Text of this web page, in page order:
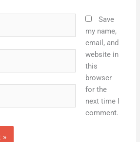
Save
my name,
email, and
website in
this
browser
for the
next time I
comment.